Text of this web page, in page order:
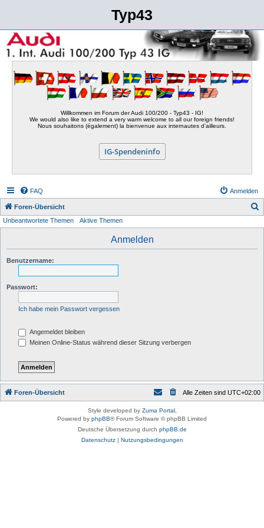
Typ43
Willkommen im Forum der Audi 100/200 - Typ43 - IG!
We would also like to extend a very warm welcome to all our foreign friends!
Nous souhaitons (également) la bienvenue aux internautes d'ailleurs.
IG-Spendeninfo
FAQ Anmelden
Foren-Übersicht
Unbeantwortete Themen Aktive Themen
Anmelden
Benutzername:
Passwort:
Ich habe mein Passwort vergessen
Angemeldet bleiben
Meinen Online-Status während dieser Sitzung verbergen
Foren-Übersicht Alle Zeiten sind UTC+02:00
Style developed by Zuma Portal,
Powered by phpBB® Forum Software © phpBB Limited
Deutsche Übersetzung durch phpBB.de
Datenschutz| Nutzungsbedingungen